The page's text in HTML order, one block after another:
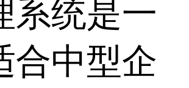
系统是一
合中型企